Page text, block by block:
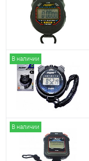
В наличии
В наличии